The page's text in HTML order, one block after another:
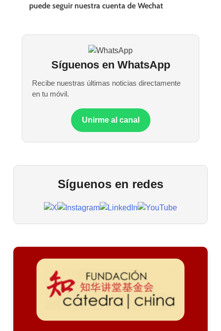
puede seguir nuestra cuenta de Wechat
Síguenos en WhatsApp
Recibe nuestras últimas noticias directamente
en tu móvil.
Unirme al canal
Síguenos en redes